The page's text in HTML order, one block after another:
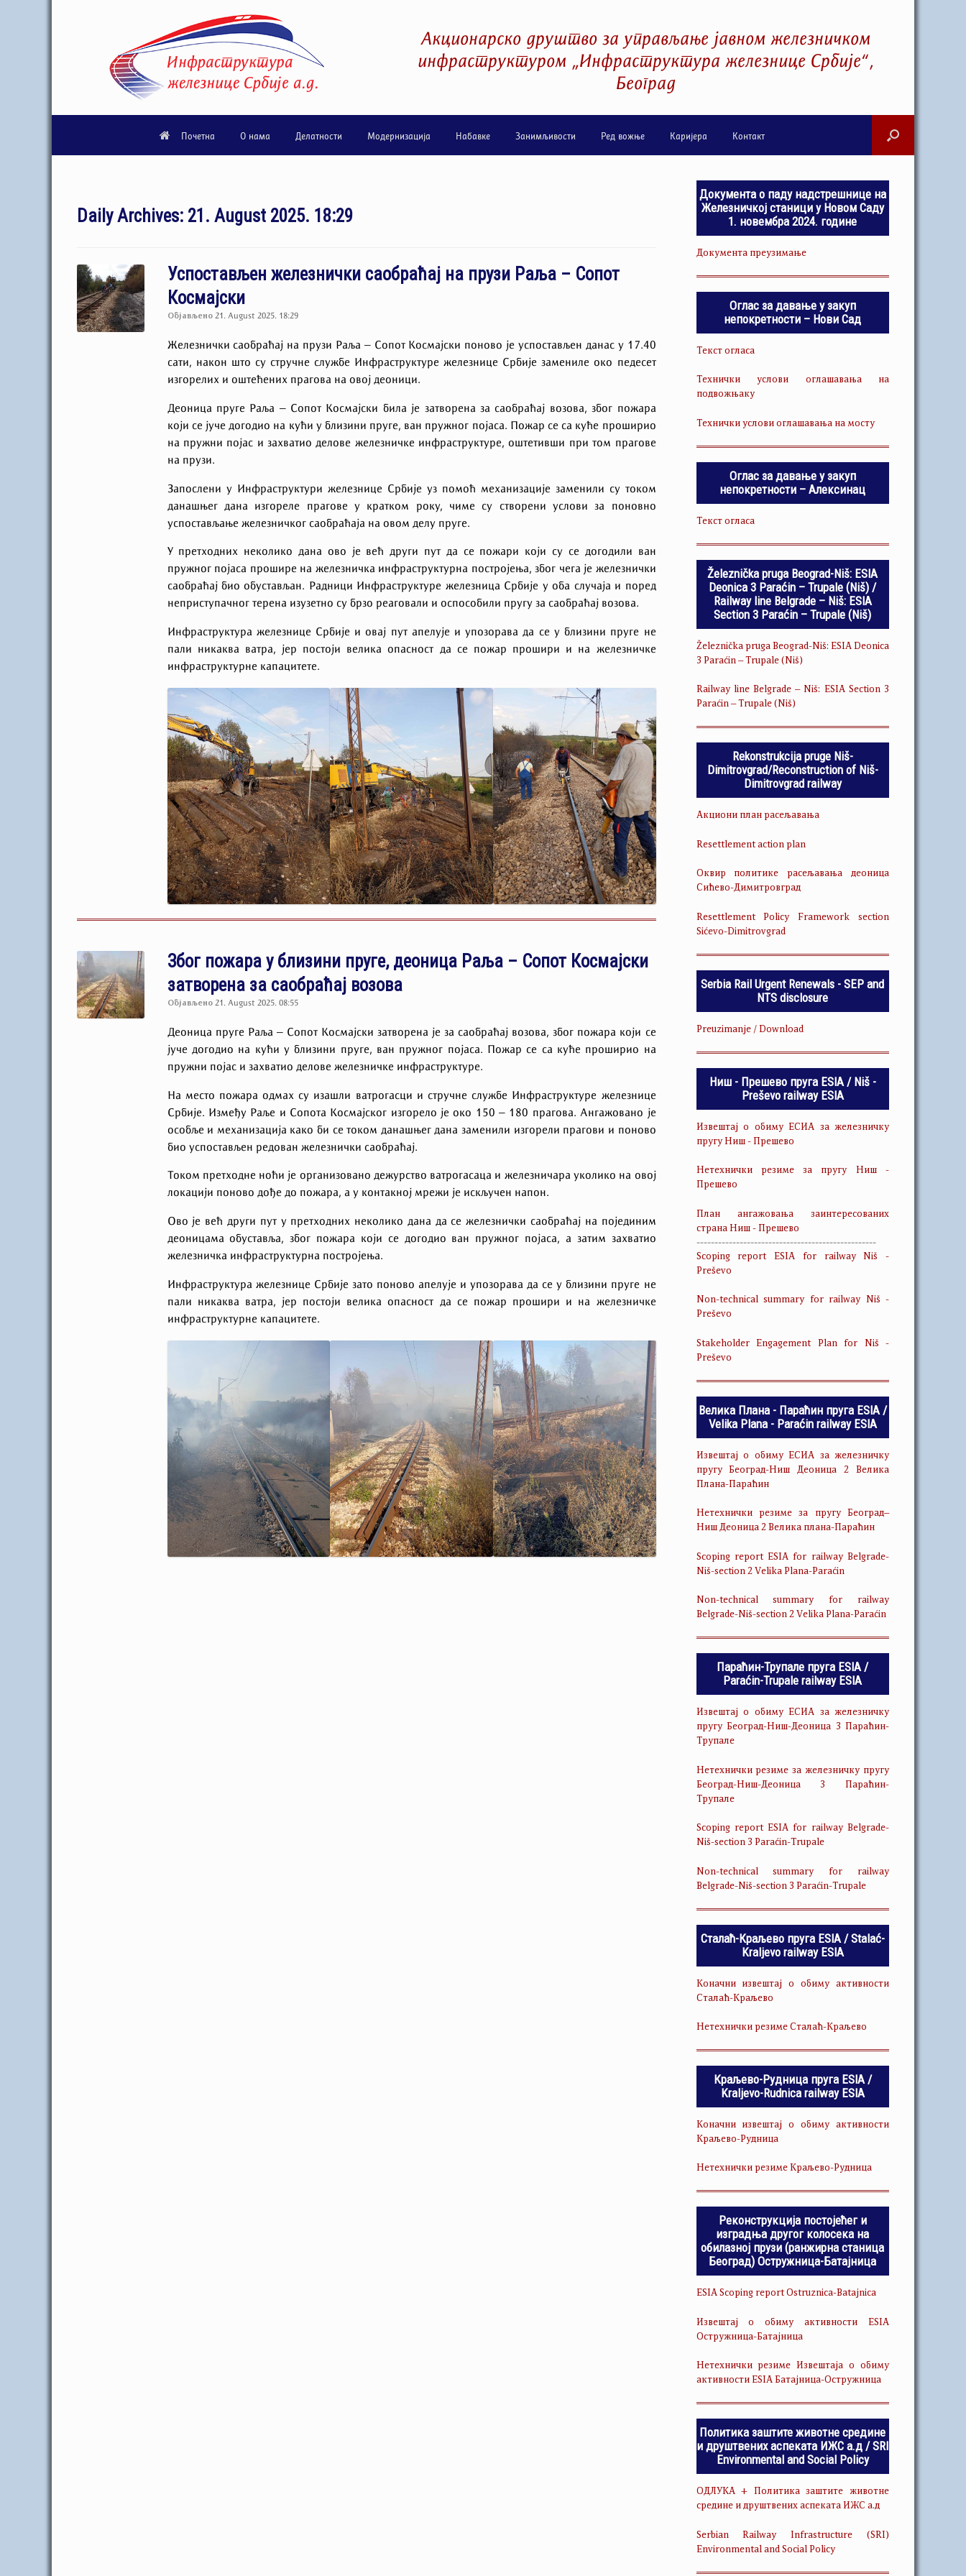
Акционарско друштво за управљање јавном железничком
инфраструктуром „Инфраструктура железнице Србије“,
Београд
Почетна О нама Делатности Модернизација Набавке Занимљивости Ред вожње Каријера Контакт
Daily Archives: 21. August 2025. 18:29
Успостављен железнички саобраћај на прузи Раља – Сопот
Космајски
Објављено 21. August 2025. 18:29
Железнички саобраћај на прузи Раља – Сопот Космајски поново је успостављен данас у 17.40
сати, након што су стручне службе Инфраструктуре железнице Србије замениле око педесет
изгорелих и оштећених прагова на овој деоници.
Деоница пруге Раља – Сопот Космајски била је затворена за саобраћај возова, због пожара
који се јуче догодио на кући у близини пруге, ван пружног појаса. Пожар се са куће проширио
на пружни појас и захватио делове железничке инфраструктуре, оштетивши при том прагове
на прузи.
Запослени у Инфраструктури железнице Србије уз помoћ механизације заменили су током
данашњег дана изгореле прагове у кратком року, чиме су створени услови за поновно
успостављање железничког саобраћаја на овом делу пруге.
У претходних неколико дана ово је већ други пут да се пожари који су се догодили ван
пружног појаса прошире на железничка инфраструктурна постројења, због чега је железнички
саобраћај био обустављан. Радници Инфраструктуре железница Србије у оба случаја и поред
неприступачног терена изузетно су брзо реаговали и оспособили пругу за саобраћај возова.
Инфраструктура железнице Србије и овај пут апелује и упозорава да се у близини пруге не
пали никаква ватра, јер постоји велика опасност да се пожар прошири и на железничке
инфраструктурне капацитете.
Због пожара у близини пруге, деоница Раља – Сопот Космајски
затворена за саобраћај возова
Објављено 21. August 2025. 08:55
Деоница пруге Раља – Сопот Космајски затворена је за саобраћај возова, због пожара који се
јуче догодио на кући у близини пруге, ван пружног појаса. Пожар се са куће проширио на
пружни појас и захватио делове железничке инфраструктуре.
На место пожара одмах су изашли ватрогасци и стручне службе Инфраструктуре железнице
Србије. Између Раље и Сопота Космајског изгорело је око 150 – 180 прагова. Ангажовано је
особље и механизација како би се током данашњег дана заменили изгорели прагови и поново
био успостављен редован железнички саобраћај.
Током претходне ноћи је организовано дежурство ватрогасаца и железничара уколико на овој
локацији поново дође до пожара, а у контакној мрежи је искључен напон.
Ово је већ други пут у претходних неколико дана да се железнички саобраћај на појединим
деоницама обуставља, због пожара који се догодио ван пружног појаса, а затим захватио
железничка инфраструктурна постројења.
Инфраструктура железнице Србије зато поново апелује и упозорава да се у близини пруге не
пали никаква ватра, јер постоји велика опасност да се пожар прошири и на железничке
инфраструктурне капацитете.
Документа о паду надстрешнице на
Железничкој станици у Новом Саду
1. новембра 2024. године
Документа преузимање
Оглас за давање у закуп
непокретности – Нови Сад
Текст огласа
Технички услови оглашавања на
подвожњаку
Технички услови оглашавања на мосту
Оглас за давање у закуп
непокретности – Алексинац
Текст огласа
Železnička pruga Beograd-Niš: ESIA
Deonica 3 Paraćin – Trupale (Niš) /
Railway line Belgrade – Niš: ESIA
Section 3 Paraćin – Trupale (Niš)
Železnička pruga Beograd-Niš: ESIA Deonica
3 Paraćin – Trupale (Niš)
Railway line Belgrade – Niš: ESIA Section 3
Paraćin – Trupale (Niš)
Rekonstrukcija pruge Niš-
Dimitrovgrad/Reconstruction of Niš-
Dimitrovgrad railway
Акциони план расељавања
Resettlement action plan
Оквир политике расељавања деоница
Сићево-Димитровград
Resettlement Policy Framework section
Sićevo-Dimitrovgrad
Serbia Rail Urgent Renewals - SEP and
NTS disclosure
Preuzimanje / Download
Ниш - Прешево пруга ESIA / Niš -
Preševo railway ESIA
Извештај о обиму ЕСИА за железничку
пругу Ниш - Прешево
Нетехнички резиме за пругу Ниш -
Прешево
План ангажовања заинтересованих
страна Ниш - Прешево
--------------------------------------------------
Scoping report ESIA for railway Niš -
Preševo
Non-technical summary for railway Niš -
Preševo
Stakeholder Engagement Plan for Niš -
Preševo
Велика Плана - Параћин пруга ESIA /
Velika Plana - Paraćin railway ESIA
Извештај о обиму ЕСИА за железничку
пругу Београд-Ниш Деоница 2 Велика
Плана-Параћин
Нетехнички резиме за пругу Београд–
Ниш Деоница 2 Велика плана-Параћин
Scoping report ESIA for railway Belgrade-
Niš-section 2 Velika Plana-Paraćin
Non-technical summary for railway
Belgrade-Niš-section 2 Velika Plana-Paraćin
Параћин-Трупале пруга ESIA /
Paraćin-Trupale railway ESIA
Извештај о обиму ЕСИА за железничку
пругу Београд-Ниш-Деоница 3 Параћин-
Трупале
Нетехнички резиме за железничку пругу
Београд-Ниш-Деоница 3 Параћин-
Трупале
Scoping report ESIA for railway Belgrade-
Niš-section 3 Paraćin-Trupale
Non-technical summary for railway
Belgrade-Niš-section 3 Paraćin-Trupale
Сталаћ-Краљево пруга ESIA / Stalać-
Kraljevo railway ESIA
Коначни извештај о обиму активности
Сталаћ-Краљево
Нетехнички резиме Сталаћ-Краљево
Краљево-Рудница пруга ESIA /
Kraljevo-Rudnica railway ESIA
Коначни извештај о обиму активности
Краљево-Рудница
Нетехнички резиме Краљево-Рудница
Реконструкција постојећег и
изградња другог колосека на
обилазној прузи (ранжирна станица
Београд) Остружница-Батајница
ESIA Scoping report Ostruznica-Batajnica
Извештај о обиму активности ESIA
Остружница-Батајница
Нетехнички резиме Извештаја о обиму
активности ESIA Батајница-Остружница
Политика заштите животне средине
и друштвених аспеката ИЖС а.д / SRI
Environmental and Social Policy
ОДЛУКА + Политика заштите животне
средине и друштвених аспеката ИЖС а.д
Serbian Railway Infrastructure (SRI)
Environmental and Social Policy